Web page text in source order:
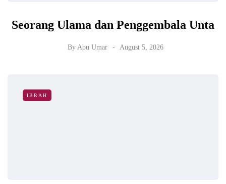
Seorang Ulama dan Penggembala Unta
By Abu Umar August 5, 2026
IBRAH